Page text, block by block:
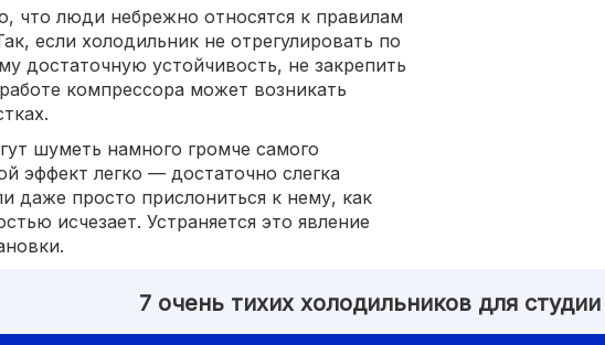
что люди небрежно относятся к правилам
если холодильник не отрегулировать по
достаточную устойчивость, не закрепить
компрессора может возникать
шуметь намного громче самого
эффект легко — достаточно слегка
даже просто прислониться к нему, как
исчезает. Устраняется это явление
7 очень тихих холодильников для студии